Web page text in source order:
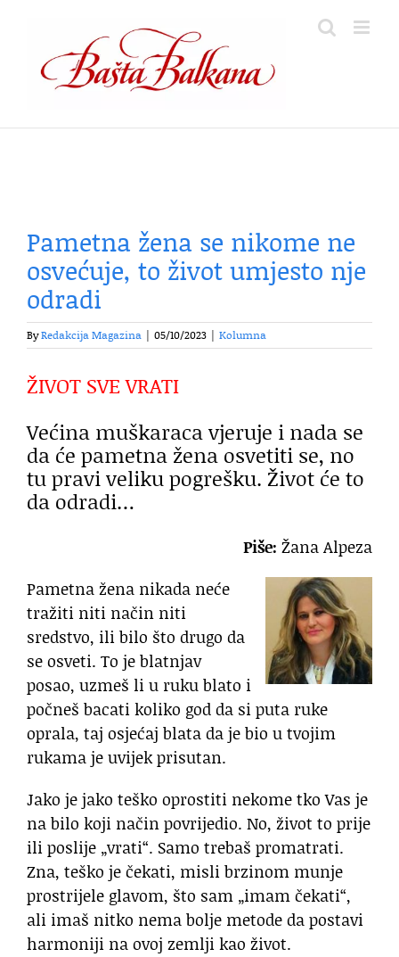
content
Pametna žena se nikome ne
osvećuje, to život umjesto nje
odradi
ByRedakcija Magazina 05/10/2023 Kolumna
ŽIVOT SVE VRATI
Većina muškaraca vjeruje i nada se
da će pametna žena osvetiti se, no
tu pravi veliku pogrešku. Život će to
da odradi…
Piše: Žana Alpeza
Pametna žena nikada neće
tražiti niti način niti
sredstvo, ili bilo što drugo da
se osveti. To je blatnjav
posao, uzmeš li u ruku blato i
počneš bacati koliko god da si puta ruke
oprala, taj osjećaj blata da je bio u tvojim
rukama je uvijek prisutan.
Jako je jako teško oprostiti nekome tko Vas je
na bilo koji način povrijedio. No, život to prije
ili poslije „vrati“. Samo trebaš promatrati.
Zna, teško je čekati, misli brzinom munje
prostrijele glavom, što sam „imam čekati“,
ali imaš nitko nema bolje metode da postavi
harmoniji na ovoj zemlji kao život.